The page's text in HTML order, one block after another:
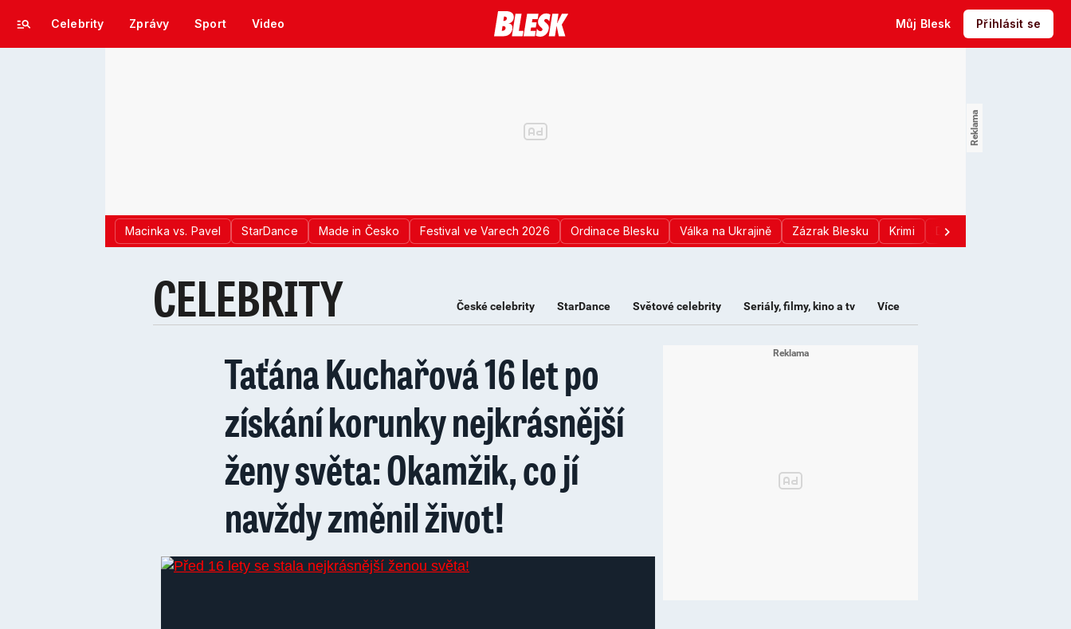
Celebrity Zprávy Sport Video Můj Blesk Přihlásit se
Macinka vs. Pavel StarDance Made in Česko Festival ve Varech 2026 Ordinace Blesku Válka na Ukrajině Zázrak Blesku Krimi Donald Trump
CELEBRITY České celebrity StarDance Světové celebrity Seriály, filmy, kino a tv Více
Taťána Kuchařová 16 let po
získání korunky nejkrásnější
ženy světa: Okamžik, co jí
navždy změnil život!